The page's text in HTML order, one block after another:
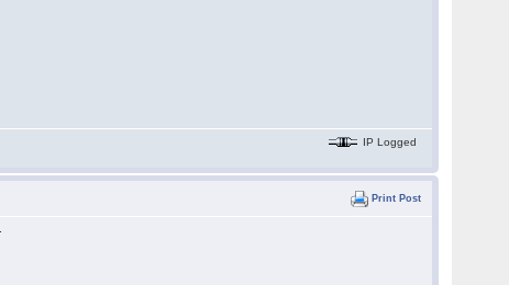
IP Logged
Print Post